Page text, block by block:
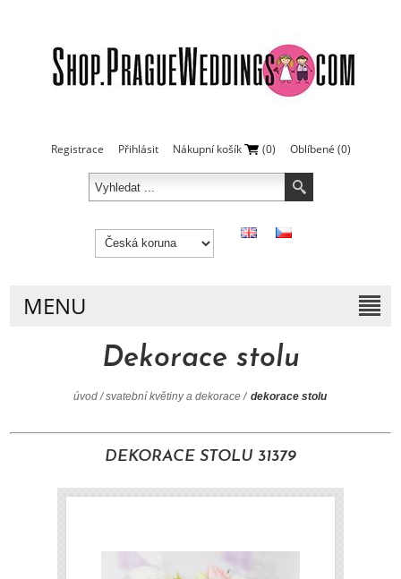
Registrace Přihlásit Nákupní košík (0) Oblíbené (0)
MENU
Dekorace stolu
úvod / svatební květiny a dekorace / dekorace stolu
DEKORACE STOLU 31379